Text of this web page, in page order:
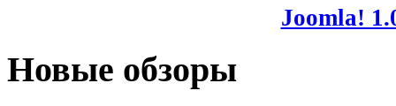
Joomla!
Новые обзоры